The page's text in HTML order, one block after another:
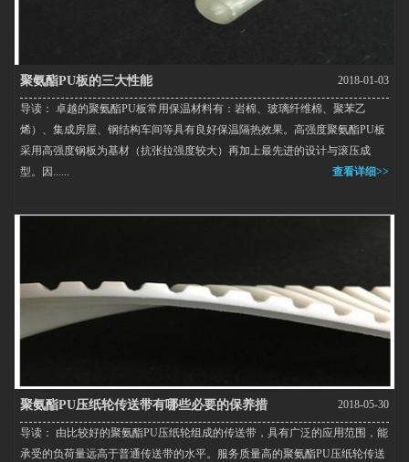
聚氨酯PU板的三大性能 2018-01-03
导读： 卓越的聚氨酯PU板常用保温材料有：岩棉、玻璃纤维棉、聚苯乙
烯）、集成房屋、钢结构车间等具有良好保温隔热效果。高强度聚氨酯PU板
采用高强度钢板为基材（抗张拉强度较大）再加上最先进的设计与滚压成
型。因......
查看详细>>
聚氨酯PU压纸轮传送带有哪些必要的保养措
施？
2018-05-30
导读： 由比较好的聚氨酯PU压纸轮组成的传送带，具有广泛的应用范围，能
承受的负荷量远高于普通传送带的水平。服务质量高的聚氨酯PU压纸轮传送